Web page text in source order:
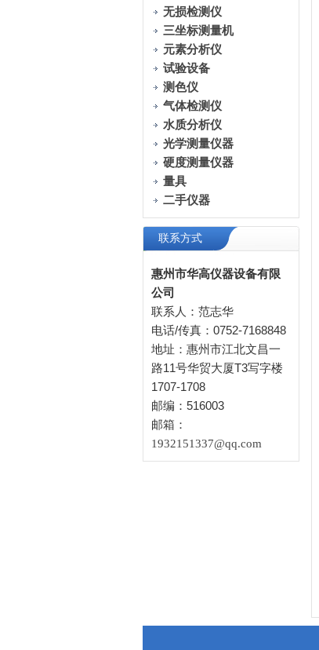
无损检测仪
三坐标测量机
元素分析仪
试验设备
测色仪
气体检测仪
水质分析仪
光学测量仪器
硬度测量仪器
量具
二手仪器
联系方式
惠州市华高仪器设备有限
公司
联系人：范志华
电话/传真：0752-7168848
地址：惠州市江北文昌一
路11号华贸大厦T3写字楼
1707-1708
邮编：516003
邮箱：
1932151337@qq.com